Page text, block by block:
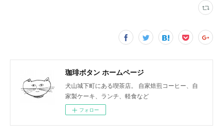
珈琲ボタン ホームページ
犬山城下町にある喫茶店。 自家焙煎コーヒー、自
家製ケーキ、ランチ、軽食など
フォロー